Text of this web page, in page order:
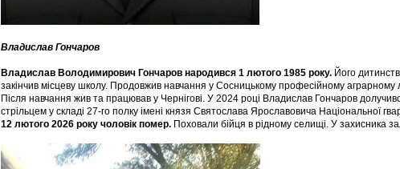
Владислав Гончаров
Владислав Володимирович Гончаров народився 1 лютого 1985 року. Його
закінчив місцеву школу. Продовжив навчання у Сосницькому професійному аграрному
Після навчання жив та працював у Чернігові. У 2024 році Владислав Гончаров
стрільцем у складі 27-го полку імені князя Святослава Ярославовича Національної
12 лютого 2026 року чоловік помер. Поховали бійця в рідному селищі. У захисника